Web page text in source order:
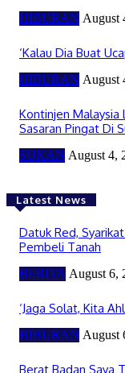
HIBURAN August
‘Kalau Dia Buat
HIBURAN August
Kontinjen Malaysia
Sasaran Pingat Di
SUKAN August 4,
Latest News
Datuk Red,
Pembeli Tanah
BERITA August 6,
‘Jaga Solat, Kita
HIBURAN August
Berat Badan Saya